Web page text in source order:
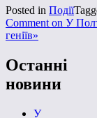
Posted in Події
Comment on У
геніїв»
Останні
новини
У